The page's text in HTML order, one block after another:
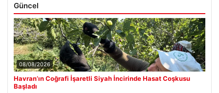
Güncel
08/08/2026
Havran’ın Coğrafi İşaretli Siyah İncirinde Hasat Coşkusu
Başladı